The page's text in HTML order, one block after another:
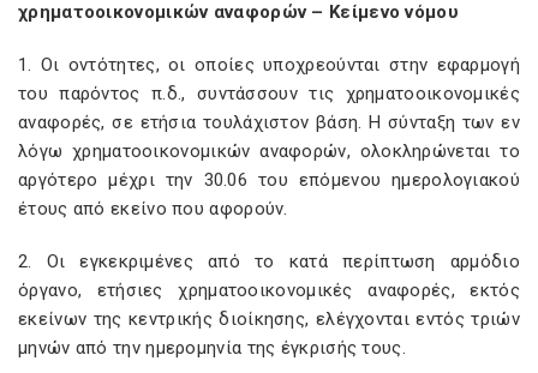
χρηματοοικονομικών αναφορών – Κείμενο νόμου
1. Οι οντότητες, οι οποίες υποχρεούνται στην εφαρμογή
του παρόντος π.δ., συντάσσουν τις χρηματοοικονομικές
αναφορές, σε ετήσια τουλάχιστον βάση. Η σύνταξη των εν
λόγω χρηματοοικονομικών αναφορών, ολοκληρώνεται το
αργότερο μέχρι την 30.06 του επόμενου ημερολογιακού
έτους από εκείνο που αφορούν.
2. Οι εγκεκριμένες από το κατά περίπτωση αρμόδιο
όργανο, ετήσιες χρηματοοικονομικές αναφορές, εκτός
εκείνων της κεντρικής διοίκησης, ελέγχονται εντός τριών
μηνών από την ημερομηνία της έγκρισής τους.